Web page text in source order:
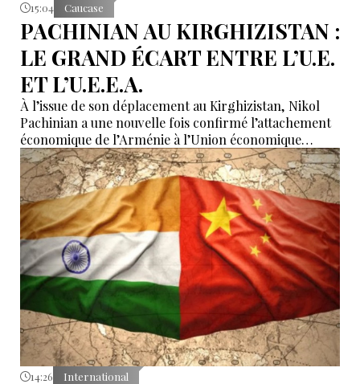
15:04 Caucase
PACHINIAN AU KIRGHIZISTAN :
LE GRAND ÉCART ENTRE L’U.E.
ET L’U.E.E.A.
À l’issue de son déplacement au Kirghizistan, Nikol
Pachinian a une nouvelle fois confirmé l’attachement
économique de l’Arménie à l’Union économique
eurasiatique, tout en réaffirmant son rapprochement
avec l’Union européenne. Entre dépendance
économique à l’UEEA et ambitions européennes,
Erevan tente de maintenir un équilibre dont les
contradictions deviennent de plus en plus difficiles à
masquer.
14:26 International